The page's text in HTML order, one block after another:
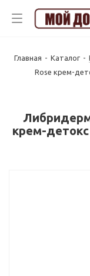
Главная - Каталог -
Rose крем-
Либридерм
крем-